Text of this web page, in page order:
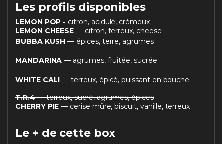
Les profils disponibles
LEMON POP - citron, acidulé, crémeux
LEMON CHEESE — citron, terreux, cheese
BUBBA KUSH — épices, terre, agrumes
MANDARINA — agrumes, fruitée, sucrée
WHITE CALI — terreux, épicé, puissant en bouche
T.R.4— terreux, sucré, agrumes, épices
CHERRY PIE — cerise mûre, biscuit, vanille, terreux
Le + de cette box